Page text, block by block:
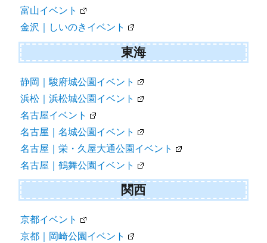
富山イベント
金沢｜しいのきイベント
東海
静岡｜駿府城公園イベント
浜松｜浜松城公園イベント
名古屋イベント
名古屋｜名城公園イベント
名古屋｜栄・久屋大通公園イベント
名古屋｜鶴舞公園イベント
関西
京都イベント
京都｜岡崎公園イベント